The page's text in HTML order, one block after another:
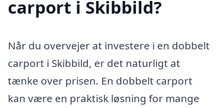
carport i Skibbild?
Når du overvejer at investere i en dobbelt
carport i Skibbild, er det naturligt at
tænke over prisen. En dobbelt carport
kan være en praktisk løsning for mange